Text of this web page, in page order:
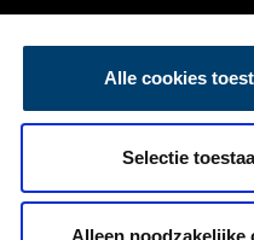
Alle cookies
Selectie
Alleen noodzakelijke